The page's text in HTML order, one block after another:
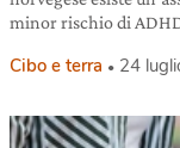
minor rischio di
Cibo e terra 24